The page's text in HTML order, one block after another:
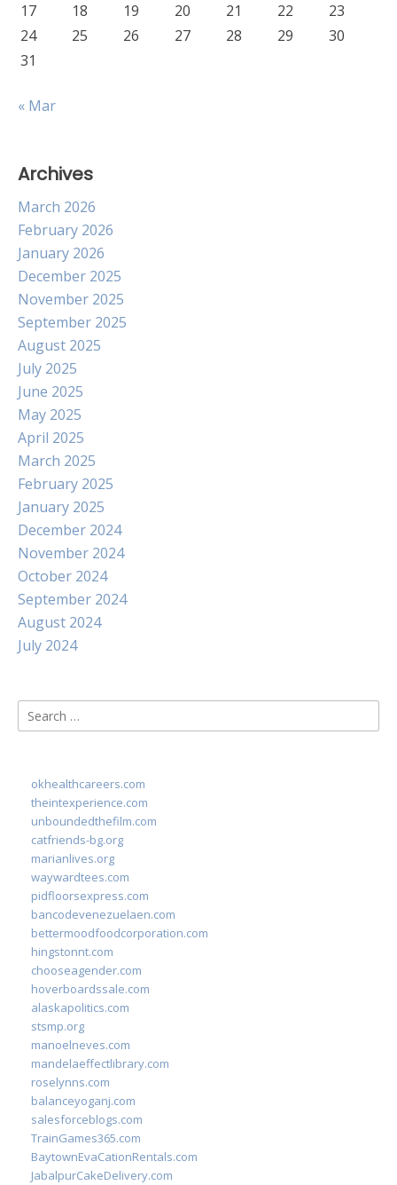
17 18 19 20 21 22
23
24
25 26 27 28 29
30
31
« Mar
Archives
March 2026
February 2026
January 2026
December 2025
November 2025
September 2025
August 2025
July 2025
June 2025
May 2025
April 2025
March 2025
February 2025
January 2025
December 2024
November 2024
October 2024
September 2024
August 2024
July 2024
Search
for:
okhealthcareers.com
theintexperience.com
unboundedthefilm.com
catfriends-bg.org
marianlives.org
waywardtees.com
pidfloorsexpress.com
bancodevenezuelaen.com
bettermoodfoodcorporation.com
hingstonnt.com
chooseagender.com
hoverboardssale.com
alaskapolitics.com
stsmp.org
manoelneves.com
mandelaeffectlibrary.com
roselynns.com
balanceyoganj.com
salesforceblogs.com
TrainGames365.com
BaytownEvaCationRentals.com
JabalpurCakeDelivery.com